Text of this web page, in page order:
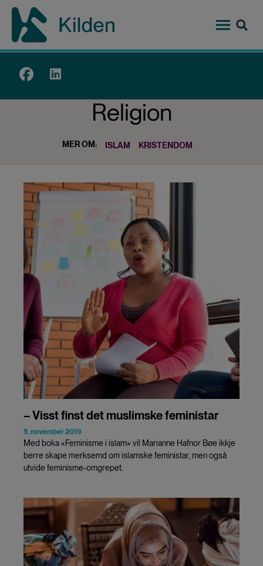
Hopp
hovedinnhold
Top
Religion
MER OM: ISLAM KRISTENDOM
– Visst finst det muslimske feministar
5. november 2019
Med boka «Feminisme i islam» vil Marianne Hafnor Bøe ikkje
berre skape merksemd om islamske feministar, men også
utvide feminisme-omgrepet.